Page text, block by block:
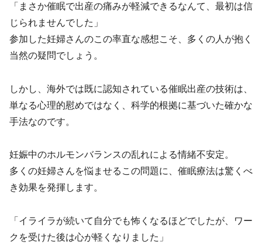
「まさか催眠で出産の痛みが軽減できるなんて、最初は信
じられませんでした」
参加した妊婦さんのこの率直な感想こそ、多くの人が抱く
当然の疑問でしょう。
しかし、海外では既に認知されている催眠出産の技術は、
単なる心理的慰めではなく、科学的根拠に基づいた確かな
手法なのです。
妊娠中のホルモンバランスの乱れによる情緒不安定。
多くの妊婦さんを悩ませるこの問題に、催眠療法は驚くべ
き効果を発揮します。
「イライラが続いて自分でも怖くなるほどでしたが、ワー
クを受けた後は心が軽くなりました」